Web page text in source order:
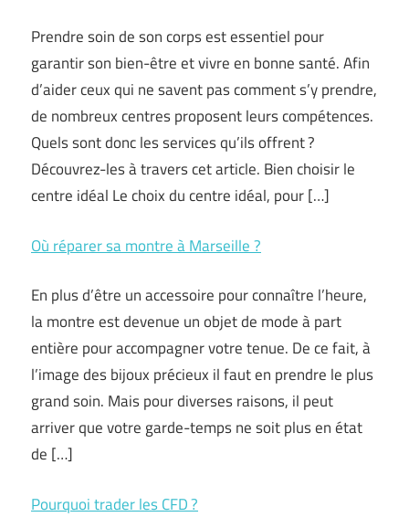
Prendre soin de son corps est essentiel pour
garantir son bien-être et vivre en bonne santé. Afin
d’aider ceux qui ne savent pas comment s’y prendre,
de nombreux centres proposent leurs compétences.
Quels sont donc les services qu’ils offrent ?
Découvrez-les à travers cet article. Bien choisir le
centre idéal Le choix du centre idéal, pour […]
Où réparer sa montre à Marseille ?
En plus d’être un accessoire pour connaître l’heure,
la montre est devenue un objet de mode à part
entière pour accompagner votre tenue. De ce fait, à
l’image des bijoux précieux il faut en prendre le plus
grand soin. Mais pour diverses raisons, il peut
arriver que votre garde-temps ne soit plus en état
de […]
Pourquoi trader les CFD ?